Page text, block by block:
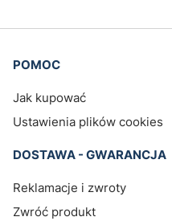
Linki w stopce
POMOC
Jak kupować
Ustawienia plików cookies
DOSTAWA - GWARANCJA
Reklamacje i zwroty
Zwróć produkt